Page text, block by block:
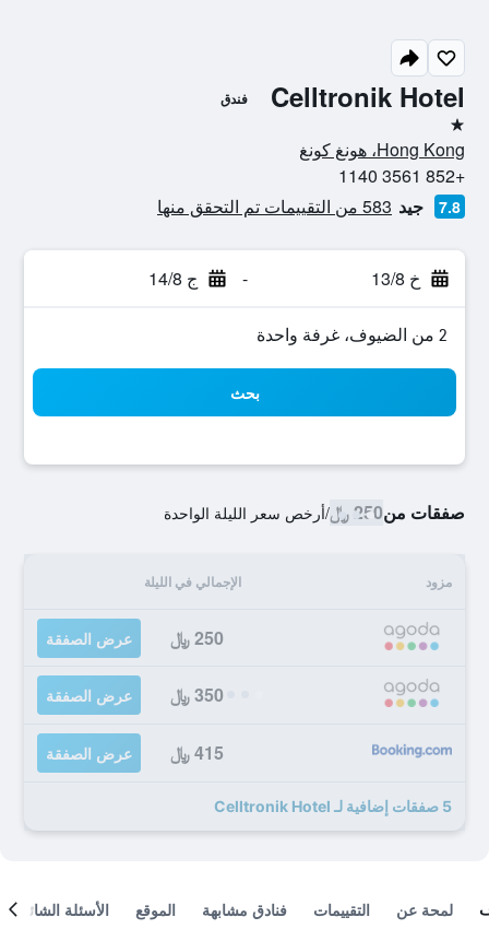
Celltronik Hotel فندق
نجمة واحدة
Hong Kong، هونغ كونغ
+852 3561 1140
7.8 جيد 583 من التقييمات تم التحقق منها
خ 13/8 - ج 14/8
2 من الضيوف، غرفة واحدة
بحث
صفقات من250 ﷼ /أرخص سعر الليلة الواحدة
مزود الإجمالي في الليلة
250 ﷼ عرض الصفقة
350 ﷼ عرض الصفقة
415 ﷼ عرض الصفقة
5 صفقات إضافية لـ Celltronik Hotel
لمحة عن التقييمات فنادق مشابهة الموقع الأسئلة الشائعة